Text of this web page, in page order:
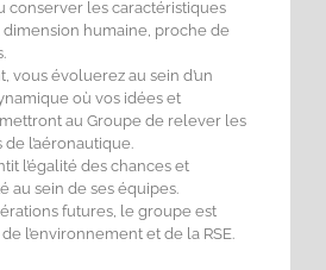
conserver les caractéristiques
dimension humaine, proche de
vous évoluerez au sein d’un
où vos idées et
au Groupe de relever les
l’aéronautique.
l’égalité des chances et
au sein de ses équipes.
futures, le groupe est
l’environnement et de la RSE.